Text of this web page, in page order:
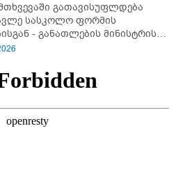
გათავისუფლდება
სასკოლო ფორმის
- განათლების მინისტრის